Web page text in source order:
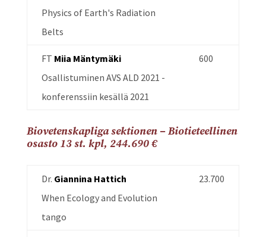
Physics of Earth's Radiation
Belts
FT Miia Mäntymäki
Osallistuminen AVS ALD 2021 -
konferenssiin kesällä 2021
600
Biovetenskapliga sektionen – Biotieteellinen
osasto 13 st. kpl, 244.690 €
Dr. Giannina Hattich
When Ecology and Evolution
tango
23.700